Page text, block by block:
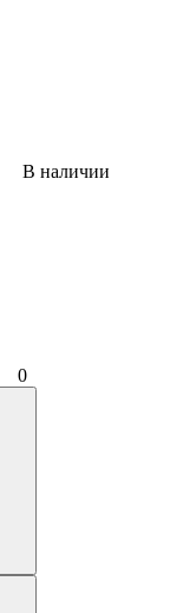
В наличии
0